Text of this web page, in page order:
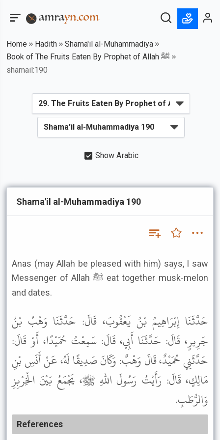
Home Hadith
Shama'il al-Muhammadiya
Book of The Fruits Eaten By Prophet of Allah ﷺ
shamail:190
Show Arabic
Shama'il al-Muhammadiya 190
Anas (may Allah be pleased with him) says, I saw
Messenger of Allah ﷺ eat together musk-melon
and dates.
حَدَّثَنَا إِبْرَاهِيمُ بْنُ يَعْقُوبَ، قَالَ: حَدَّثَنَا وَهْبُ بْنُ
جَرِيرٍ، قَالَ: حَدَّثَنَا أَبِي، قَالَ: سَمِعْتُ حُمَيْدًا، أَوْ قَالَ:
حَدَّثَنِي حُمَيْدٌ، قَالَ وَهْبٌ: وَكَانَ صَدِيقًا لَهُ، عَنْ أَنَسِ بْنِ
مَالِكٍ، قَالَ: رَأَيْتُ رَسُولَ اللهِ ﷺ، يَجْمَعُ بَيْنَ الْخِرْبِزِ
وَالرُّطَبِ.
References